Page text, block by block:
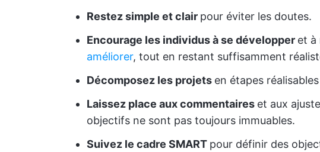
Restez simple et clair pour éviter les doutes.
Encourage les individus à se développer et à
améliorer, tout en restant suffisamment
Décomposez les projets en étapes
Laissez place aux commentaires et aux
objectifs ne sont pas toujours immuables.
Suivez le cadre SMART pour définir des